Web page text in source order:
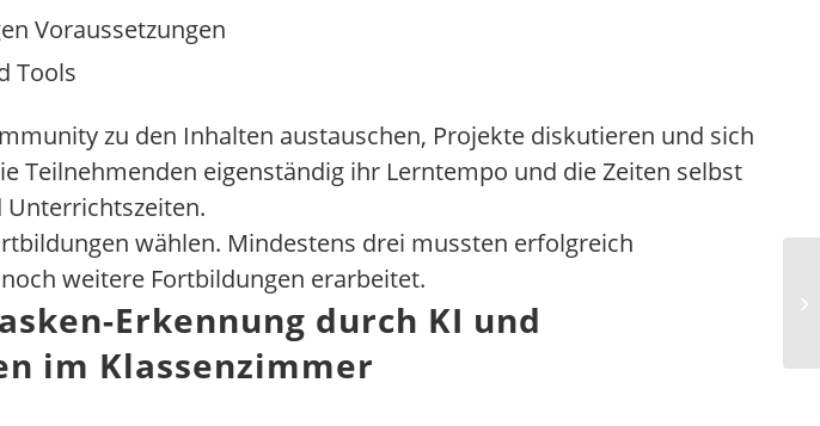
Voraussetzungen
Tools
zu den Inhalten austauschen, Projekte diskutieren und sich
Teilnehmenden eigenständig ihr Lerntempo und die Zeiten selbst
wählen. Mindestens drei mussten erfolgreich
weitere Fortbildungen erarbeitet.
Erkennung durch KI und
im Klassenzimmer